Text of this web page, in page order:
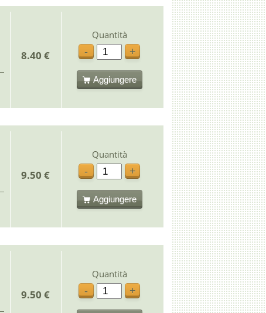
8.40 €
Quantità
-
+
Aggiungere
9.50 €
Quantità
-
+
Aggiungere
9.50 €
Quantità
-
+